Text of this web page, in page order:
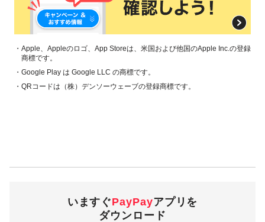
［定期的に送る］受け取り手
PayPayで実施する本人確認書類を利用した本人確認済みユー
本人確認情報の居住都道府県が広島県
2005年4月2日以降、2017年4月1日以前生まれ
参考：定期的に残高を送りたい（スケジュール機能につい
受け取り手は、受け取り忘れを防ぐために、自動受け取りの設定が便利
です。自動受け取りが設定されていない場合、［受け取り依頼の通知］
・Apple、Appleのロゴ、App Storeは、米国および他国のApple Inc.の登録
商標です。
・Google Play は Google LLC の商標です。
・QRコードは（株）デンソーウェーブの登録商標です。
いますぐPayPayアプリを
ダウンロード